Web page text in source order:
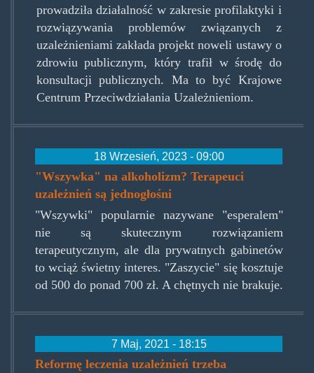
prowadziła działalność w zakresie profilaktyki i
rozwiązywania problemów związanych z
uzależnieniami zakłada projekt noweli ustawy o
zdrowiu publicznym, który trafił w środę do
konsultacji publicznych. Ma to być Krajowe
Centrum Przeciwdziałania Uzależnieniom.
18 Wrzesień, 2023 - 09:00
"Wszywka" na alkoholizm? Terapeuci
uzależnień są jednogłośni
"Wszywki" popularnie nazywane "esperalem"
nie są skutecznym rozwiązaniem
terapeutycznym, ale dla prywatnych gabinetów
to wciąż świetny interes. "Zaszycie" się kosztuje
od 500 do ponad 700 zł. A chętnych nie brakuje.
7 Maj, 2021 - 18:15
Reformę leczenia uzależnień trzeba